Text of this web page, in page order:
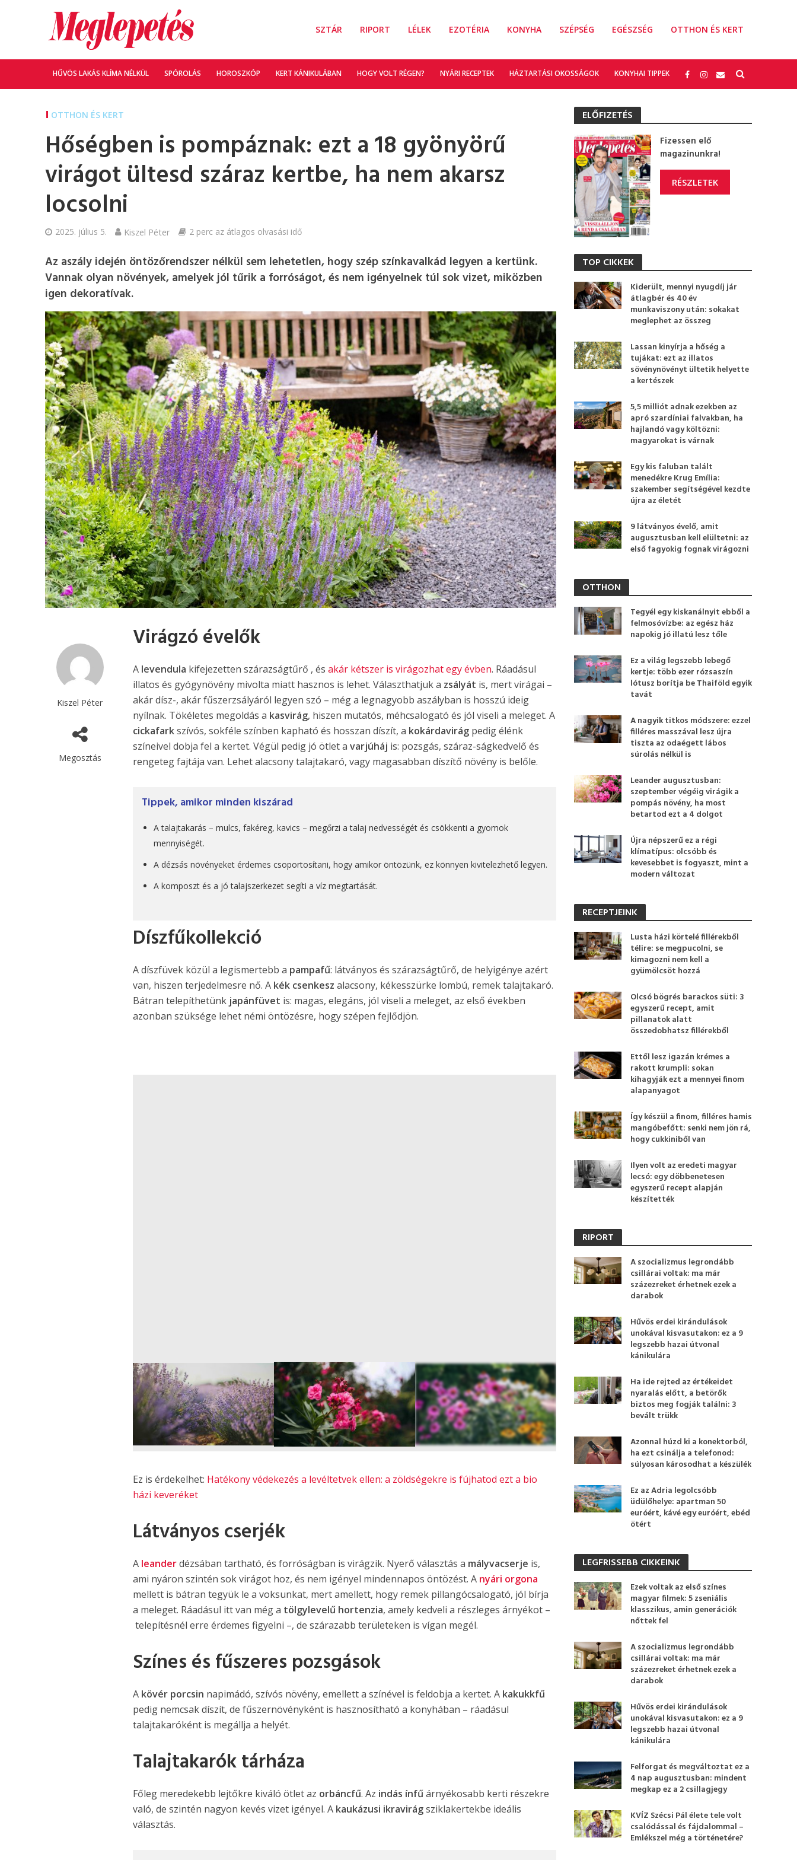
SZTÁR RIPORT LÉLEK EZOTÉRIA KONYHA SZÉPSÉG EGÉSZSÉG OTTHON ÉS KERT
HŰVÖS LAKÁS KLÍMA NÉLKÜL SPÓROLÁS HOROSZKÓP KERT KÁNIKULÁBAN HOGY VOLT RÉGEN? NYÁRI RECEPTEK HÁZTARTÁSI OKOSSÁGOK KONYHAI TIPPEK
OTTHON ÉS KERT
Hőségben is pompáznak: ezt a 18 gyönyörű
virágot ültesd száraz kertbe, ha nem akarsz
locsolni
2025. július 5. Kiszel Péter 2 perc az átlagos olvasási idő
Az aszály idején öntözőrendszer nélkül sem lehetetlen, hogy szép színkavalkád legyen a kertünk.
Vannak olyan növények, amelyek jól tűrik a forróságot, és nem igényelnek túl sok vizet, miközben
igen dekoratívak.
Kiszel Péter
Megosztás
Virágzó évelők
A levendula kifejezetten szárazságtűrő , ésakár kétszer is virágozhat egy évben. Ráadásul
illatos és gyógynövény mivolta miatt hasznos is lehet. Választhatjuk a zsályát is, mert virágai –
akár dísz-, akár fűszerzsályáról legyen szó – még a legnagyobb aszályban is hosszú ideig
nyílnak. Tökéletes megoldás a kasvirág, hiszen mutatós, méhcsalogató és jól viseli a meleget. A
cickafarkszívós, sokféle színben kapható és hosszan díszít, a kokárdavirág pedig élénk
színeivel dobja fel a kertet. Végül pedig jó ötlet avarjúháj is: pozsgás, száraz-ságkedvelő és
rengeteg fajtája van. Lehet alacsony talajtakaró, vagy magasabban díszítő növény is belőle.
Tippek, amikor minden kiszárad
A talajtakarás – mulcs, fakéreg, kavics – megőrzi a talaj nedvességét és csökkenti a gyomok
mennyiségét.
A dézsás növényeket érdemes csoportosítani, hogy amikor öntözünk, ez könnyen kivitelezhető legyen.
A komposzt és a jó talajszerkezet segíti a víz megtartását.
Díszfűkollekció
A díszfüvek közül a legismertebb a pampafű: látványos és szárazságtűrő, de helyigénye azért
van, hiszen terjedelmesre nő. A kék csenkesz alacsony, kékesszürke lombú, remek talajtakaró.
Bátran telepíthetünk japánfüvet is: magas, elegáns, jól viseli a meleget, az első években
azonban szüksége lehet némi öntözésre, hogy szépen fejlődjön.
4FOTÓ
Ez is érdekelhet: Hatékony védekezés a levéltetvek ellen: a zöldségekre is fújhatod ezt a bio
házi keveréket
Látványos cserjék
A leanderdézsában tartható, és forróságban is virágzik. Nyerő választás a mályvacserje is,
ami nyáron szintén sok virágot hoz, és nem igényel mindennapos öntözést. A nyári orgona
mellett is bátran tegyük le a voksunkat, mert amellett, hogy remek pillangócsalogató, jól bírja
a meleget. Ráadásul itt van még a tölgylevelű hortenzia, amely kedveli a részleges árnyékot –
telepítésnél erre érdemes figyelni –, de szárazabb területeken is vígan megél.
Színes és fűszeres pozsgások
A kövér porcsin napimádó, szívós növény, emellett a színével is feldobja a kertet. A kakukkfű
pedig nemcsak díszít, de fűszernövényként is hasznosítható a konyhában – ráadásul
talajtakaróként is megállja a helyét.
Talajtakarók tárháza
Főleg meredekebb lejtőkre kiváló ötlet az orbáncfű. Az indás ínfű árnyékosabb kerti részekre
való, de szintén nagyon kevés vizet igényel. A kaukázusi ikravirágsziklakertekbe ideális
választás.
ELŐFIZETÉS
Fizessen elő
magazinunkra!
RÉSZLETEK
TOP CIKKEK
Kiderült, mennyi nyugdíj jár
átlagbér és 40 év
munkaviszony után: sokakat
meglephet az összeg
Lassan kinyírja a hőség a
tujákat: ezt az illatos
sövénynövényt ültetik helyette
a kertészek
5,5 milliót adnak ezekben az
apró szardíniai falvakban, ha
hajlandó vagy költözni:
magyarokat is várnak
Egy kis faluban talált
menedékre Krug Emília:
szakember segítségével kezdte
újra az életét
9 látványos évelő, amit
augusztusban kell elültetni: az
első fagyokig fognak virágozni
OTTHON
Tegyél egy kiskanálnyit ebből a
felmosóvízbe: az egész ház
napokig jó illatú lesz tőle
Ez a világ legszebb lebegő
kertje: több ezer rózsaszín
lótusz borítja be Thaiföld egyik
tavát
A nagyik titkos módszere: ezzel
filléres masszával lesz újra
tiszta az odaégett lábos
súrolás nélkül is
Leander augusztusban:
szeptember végéig virágik a
pompás növény, ha most
betartod ezt a 4 dolgot
Újra népszerű ez a régi
klímatípus: olcsóbb és
kevesebbet is fogyaszt, mint a
modern változat
RECEPTJEINK
Lusta házi körtelé fillérekből
télire: se megpucolni, se
kimagozni nem kell a
gyümölcsöt hozzá
Olcsó bögrés barackos süti: 3
egyszerű recept, amit
pillanatok alatt
összedobhatsz fillérekből
Ettől lesz igazán krémes a
rakott krumpli: sokan
kihagyják ezt a mennyei finom
alapanyagot
Így készül a finom, filléres hamis
mangóbefőtt: senki nem jön rá,
hogy cukkiniből van
Ilyen volt az eredeti magyar
lecsó: egy döbbenetesen
egyszerű recept alapján
készítették
RIPORT
A szocializmus legrondább
csillárai voltak: ma már
százezreket érhetnek ezek a
darabok
Hűvös erdei kirándulások
unokával kisvasutakon: ez a 9
legszebb hazai útvonal
kánikulára
Ha ide rejted az értékeidet
nyaralás előtt, a betörők
biztos meg fogják találni: 3
bevált trükk
Azonnal húzd ki a konektorból,
ha ezt csinálja a telefonod:
súlyosan károsodhat a készülék
Ez az Adria legolcsóbb
üdülőhelye: apartman 50
euróért, kávé egy euróért, ebéd
ötért
LEGFRISSEBB CIKKEINK
Ezek voltak az első színes
magyar filmek: 5 zseniális
klasszikus, amin generációk
nőttek fel
A szocializmus legrondább
csillárai voltak: ma már
százezreket érhetnek ezek a
darabok
Hűvös erdei kirándulások
unokával kisvasutakon: ez a 9
legszebb hazai útvonal
kánikulára
Felforgat és megváltoztat ez a
4 nap augusztusban: mindent
megkap ez a 2 csillagjegy
KVÍZ Szécsi Pál élete tele volt
csalódással és fájdalommal –
Emlékszel még a történetére?